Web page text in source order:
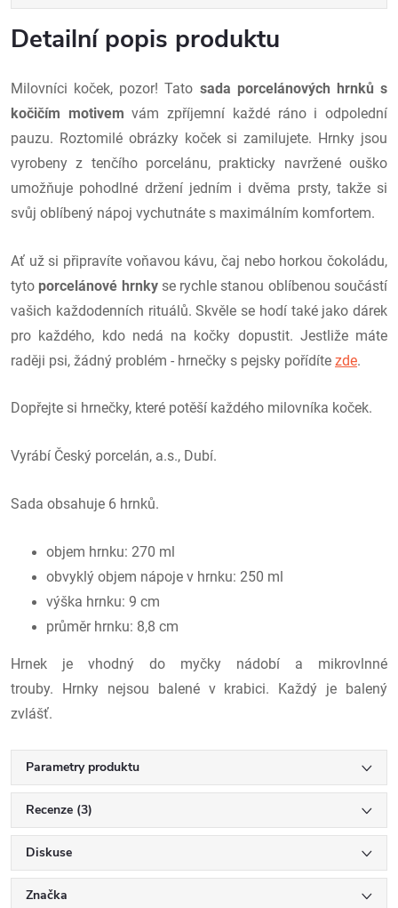
Detailní popis produktu
Milovníci koček, pozor! Tato sada porcelánových hrnků s
kočičím motivem vám zpříjemní každé ráno i odpolední
pauzu. Roztomilé obrázky koček si zamilujete. Hrnky jsou
vyrobeny z tenčího porcelánu, prakticky navržené ouško
umožňuje pohodlné držení jedním i dvěma prsty, takže si
svůj oblíbený nápoj vychutnáte s maximálním komfortem.
Ať už si připravíte voňavou kávu, čaj nebo horkou čokoládu,
tyto porcelánové hrnkyse rychle stanou oblíbenou součástí
vašich každodenních rituálů. Skvěle se hodí také jako dárek
pro každého, kdo nedá na kočky dopustit. Jestliže máte
raději psi, žádný problém - hrnečky s pejsky pořídíte zde.
Dopřejte si hrnečky, které potěší každého milovníka koček.
Vyrábí Český porcelán, a.s., Dubí.
Sada obsahuje 6 hrnků.
objem hrnku: 270 ml
obvyklý objem nápoje v hrnku: 250 ml
výška hrnku: 9 cm
průměr hrnku: 8,8 cm
Hrnek je vhodný do myčky nádobí a mikrovlnné
trouby. Hrnky nejsou balené v krabici. Každý je balený
zvlášť.
Parametry produktu
Recenze (3)
Diskuse
Značka